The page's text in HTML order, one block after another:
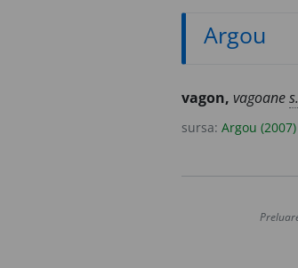
Argou
vagon, vagoane
sursa: Argou (2007)